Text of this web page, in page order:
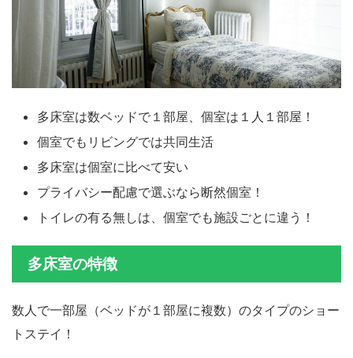
多床室は数ベッドで１部屋、個室は１人１部屋！
個室でもリビングでは共同生活
多床室は個室に比べて安い
プライバシー配慮で選ぶなら断然個室！
トイレの有る無しは、個室でも施設ごとに違う！
多床室の特徴
数人で一部屋（ベッドが１部屋に複数）のタイプのショー
トステイ！